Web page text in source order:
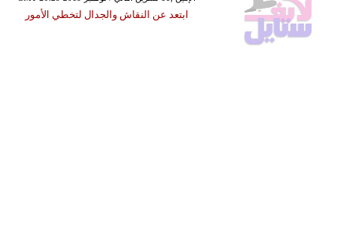
ابتعد عن النقاش والجدال لتخطي الأمور